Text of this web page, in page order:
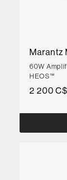
Marantz
60W
HEOS™
2 200 C$